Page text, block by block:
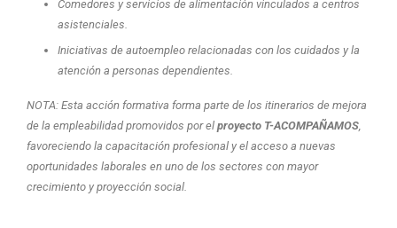
Comedores y servicios de alimentación vinculados a centros
asistenciales.
Iniciativas de autoempleo relacionadas con los cuidados y la
atención a personas dependientes.
NOTA: Esta acción formativa forma parte de los itinerarios de mejora
de la empleabilidad promovidos por el proyecto T-ACOMPAÑAMOS,
favoreciendo la capacitación profesional y el acceso a nuevas
oportunidades laborales en uno de los sectores con mayor
crecimiento y proyección social.